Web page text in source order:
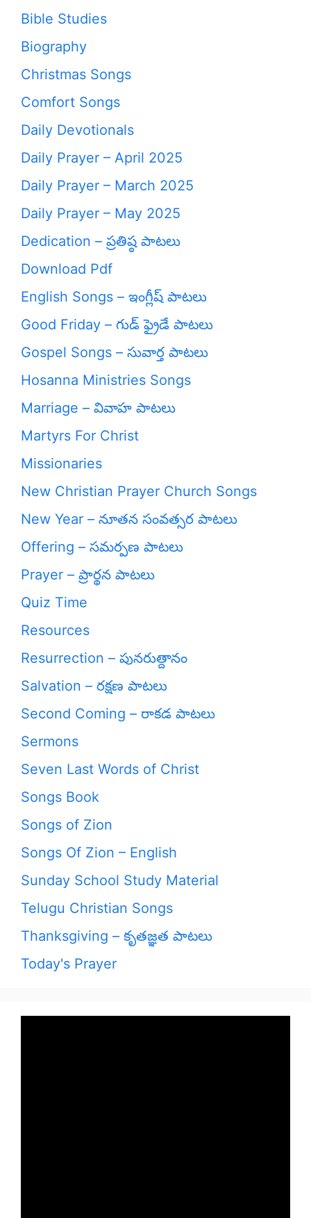
Bible Studies
Biography
Christmas Songs
Comfort Songs
Daily Devotionals
Daily Prayer – April 2025
Daily Prayer – March 2025
Daily Prayer – May 2025
Dedication – ప్రతిష్ఠ పాటలు
Download Pdf
English Songs – ఇంగ్లీష్ పాటలు
Good Friday – గుడ్ ఫ్రైడే పాటలు
Gospel Songs – సువార్త పాటలు
Hosanna Ministries Songs
Marriage – వివాహ పాటలు
Martyrs For Christ
Missionaries
New Christian Prayer Church Songs
New Year – నూతన సంవత్సర పాటలు
Offering – సమర్పణ పాటలు
Prayer – ప్రార్థన పాటలు
Quiz Time
Resources
Resurrection – పునరుత్దానం
Salvation – రక్షణ పాటలు
Second Coming – రాకడ పాటలు
Sermons
Seven Last Words of Christ
Songs Book
Songs of Zion
Songs Of Zion – English
Sunday School Study Material
Telugu Christian Songs
Thanksgiving – కృతజ్ఞత పాటలు
Today's Prayer